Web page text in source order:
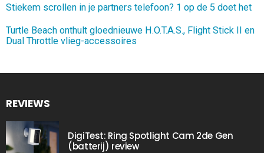
Stiekem scrollen in je partners telefoon? 1 op de 5 doet het
Turtle Beach onthult gloednieuwe H.O.T.A.S., Flight Stick II en
Dual Throttle vlieg-accessoires
REVIEWS
DigiTest: Ring Spotlight Cam 2de Gen
(batterij) review